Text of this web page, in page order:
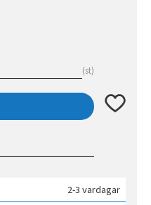
st
Lägg till
2-3 vardagar